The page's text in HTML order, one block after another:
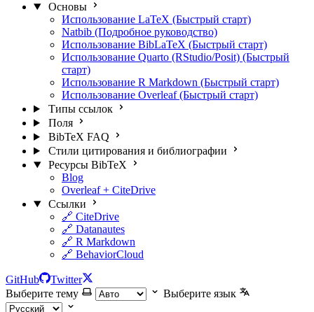
Основы
Использование LaTeX (Быстрый старт)
Natbib (Подробное руководство)
Использование BibLaTeX (Быстрый старт)
Использование Quarto (RStudio/Posit) (Быстрый
старт)
Использование R Markdown (Быстрый старт)
Использование Overleaf (Быстрый старт)
Типы ссылок
Поля
BibTeX FAQ
Стили цитирования и библиографии
Ресурсы BibTeX
Blog
Overleaf + CiteDrive
Ссылки
🔗 CiteDrive
🔗 Datanautes
🔗 R Markdown
🔗 BehaviorCloud
GitHub
Twitter
Выберите тему
Выберите язык